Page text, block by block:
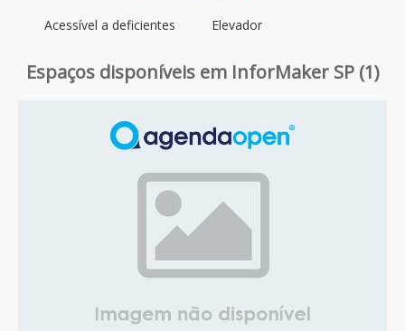
Acessível a deficientes Elevador
Espaços disponíveis em InforMaker SP (1)